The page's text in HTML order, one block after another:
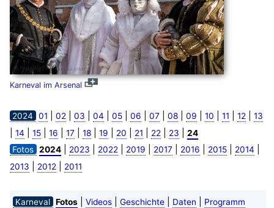
Karneval im Arsenal
2024 01 02 03 04 05| 06 07 08| 09 10 11 12 13
14 15| 16 17 18| 19 20 21 22 23
24
Fotos 2024| 2023 2022 2019 2017 2016 2015| 2014
2013 2012 2011
Karneval Fotos| Videos| Geschichte| Daten
Programm